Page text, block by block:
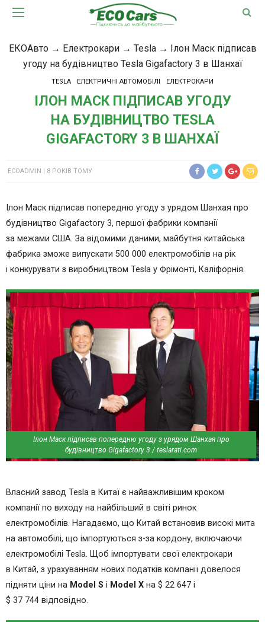
ЕКОАвто→ Електрокари→ Tesla→ Ілон Маск підписав
угоду на будівництво Tesla Gigafactory 3 в Шанхаї
TESLA ЕЛЕКТРИЧНІ АВТОМОБІЛІ ЕЛЕКТРОКАРИ
ІЛОН МАСК ПІДПИСАВ УГОДУ
НА БУДІВНИЦТВО TESLA
GIGAFACTORY 3 В ШАНХАЇ
ECOADMIN 8 РОКІВ ТОМУ
Ілон Маск підписав попередню угоду з урядом Шанхая про
будівництво Gigafactory 3, першої фабрики компанії
за межами США. За відомими даними, майбутня китайська
фабрика зможе випускати 500 000 електромобілів на рік
і конкурувати з виробництвом Tesla у Фрімонті, Каліфорнія.
Ілон Маск підписав попередню угоду з урядом Шанхая про
будівництво Gigafactory 3 / teslarati.com
Власний завод Tesla в Китаї є найважливішим кроком
компанії по виходу на найбільший в світі ринок
електромобілів. Нагадаємо, що Китай встановив високі мита
на автомобілі, що імпортуються з-за кордону, включаючи
електромобілі Tesla. Щоб імпортувати свої електрокари
в Китай, з урахуванням нових податків компанії довелося
підняти ціни на Model S і Model X на $ 22 647 і
$ 37 744 відповідно.